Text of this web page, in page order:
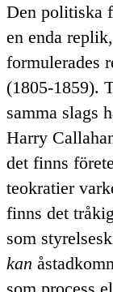
Den politiska
en enda
formulerades
(1805-1859).
samma slags
Harry
det finns
teokratier
finns det
som
kan